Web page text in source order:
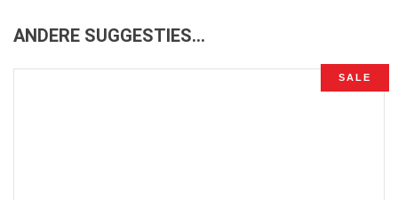
ANDERE SUGGESTIES…
SALE